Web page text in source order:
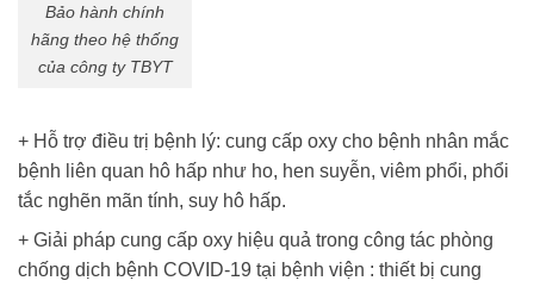
Bảo hành chính
hãng theo hệ thống
của công ty TBYT
+ Hỗ trợ điều trị bệnh lý: cung cấp oxy cho bệnh nhân mắc
bệnh liên quan hô hấp như ho, hen suyễn, viêm phổi, phổi
tắc nghẽn mãn tính, suy hô hấp.
+ Giải pháp cung cấp oxy hiệu quả trong công tác phòng
chống dịch bệnh COVID-19 tại bệnh viện : thiết bị cung